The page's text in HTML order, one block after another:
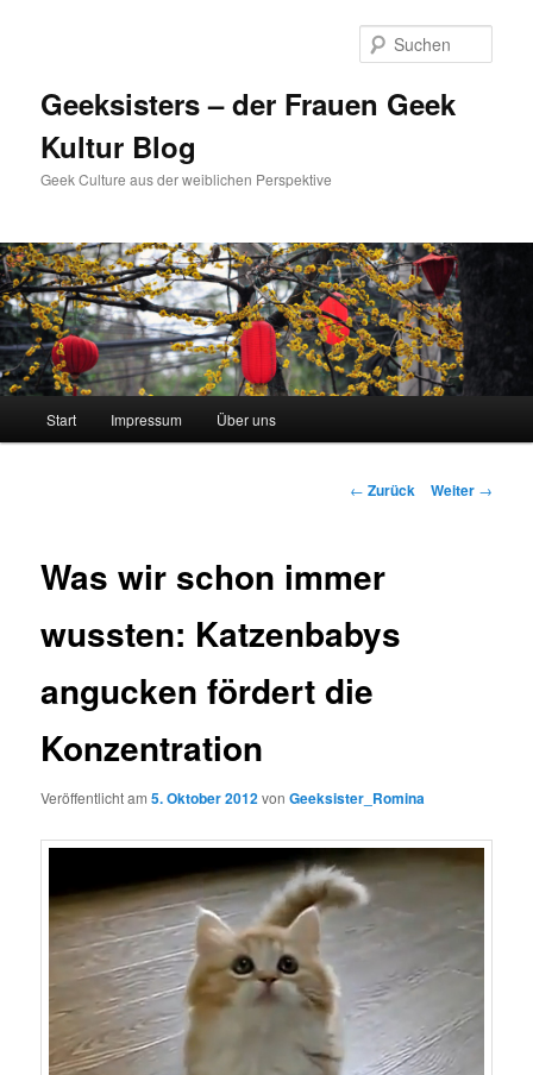
Geeksisters – der Frauen Geek
Kultur Blog
Geek Culture aus der weiblichen Perspektive
Start Impressum Über uns
Beitrags-
← Zurück Weiter →
Was wir schon immer
wussten: Katzenbabys
angucken fördert die
Konzentration
Veröffentlicht am5. Oktober 2012vonGeeksister_Romina